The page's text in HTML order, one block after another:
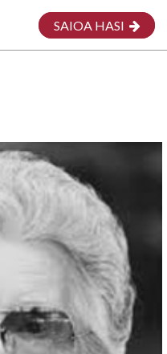
SAIOA HASI